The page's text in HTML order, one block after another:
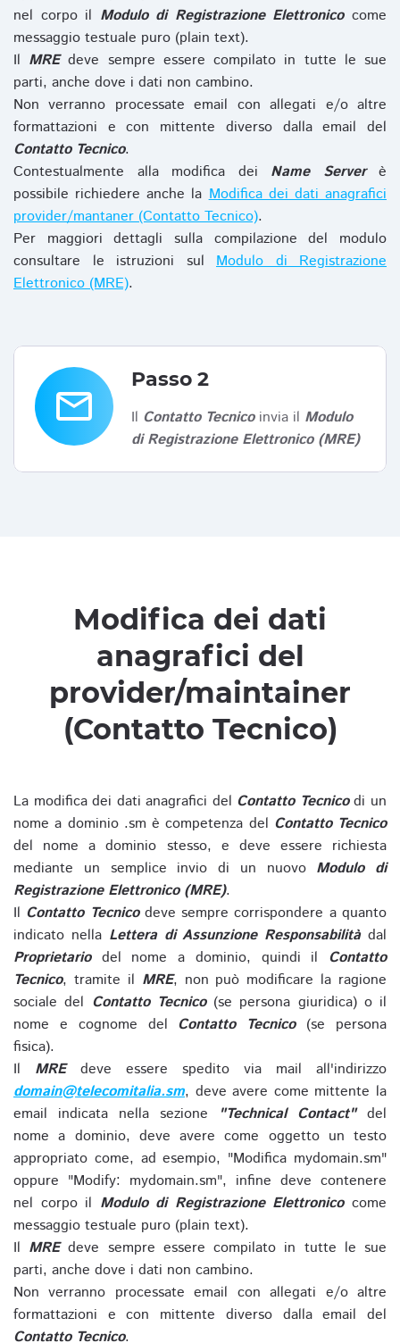
nel corpo il Modulo di Registrazione Elettronicocome
messaggio testuale puro (plain text).
Il MREdeve sempre essere compilato in tutte le sue
parti, anche dove i dati non cambino.
Non verranno processate email con allegati e/o altre
formattazioni e con mittente diverso dalla email del
Contatto Tecnico.
Contestualmente alla modifica dei Name Serverè
possibile richiedere anche laModifica dei dati anagrafici
provider/mantaner (Contatto Tecnico).
Per maggiori dettagli sulla compilazione del modulo
consultare le istruzioni sul Modulo di Registrazione
Elettronico (MRE).
email
Passo 2
Il Contatto Tecnicoinvia il Modulo
di Registrazione Elettronico (MRE)
Modifica dei dati
anagrafici del
provider/maintainer
(Contatto Tecnico)
La modifica dei dati anagrafici del Contatto Tecnicodi un
nome a dominio .sm è competenza del Contatto Tecnico
del nome a dominio stesso, e deve essere richiesta
mediante un semplice invio di un nuovo Modulo di
Registrazione Elettronico (MRE).
Il Contatto Tecnicodeve sempre corrispondere a quanto
indicato nella Lettera di Assunzione Responsabilitàdal
Proprietariodel nome a dominio, quindi il Contatto
Tecnico, tramite il MRE, non può modificare la ragione
sociale del Contatto Tecnico(se persona giuridica) o il
nome e cognome del Contatto Tecnico(se persona
fisica).
Il MREdeve essere spedito via mail all'indirizzo
domain@telecomitalia.sm, deve avere come mittente la
email indicata nella sezione
"Technical Contact"del
nome a dominio, deve avere come oggetto un testo
appropriato come, ad esempio, "Modifica mydomain.sm"
oppure "Modify: mydomain.sm", infine deve contenere
nel corpo il Modulo di Registrazione Elettronicocome
messaggio testuale puro (plain text).
Il MREdeve sempre essere compilato in tutte le sue
parti, anche dove i dati non cambino.
Non verranno processate email con allegati e/o altre
formattazioni e con mittente diverso dalla email del
Contatto Tecnico.